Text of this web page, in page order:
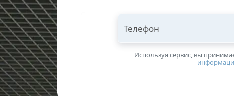
Телефон
Используя сервис, вы